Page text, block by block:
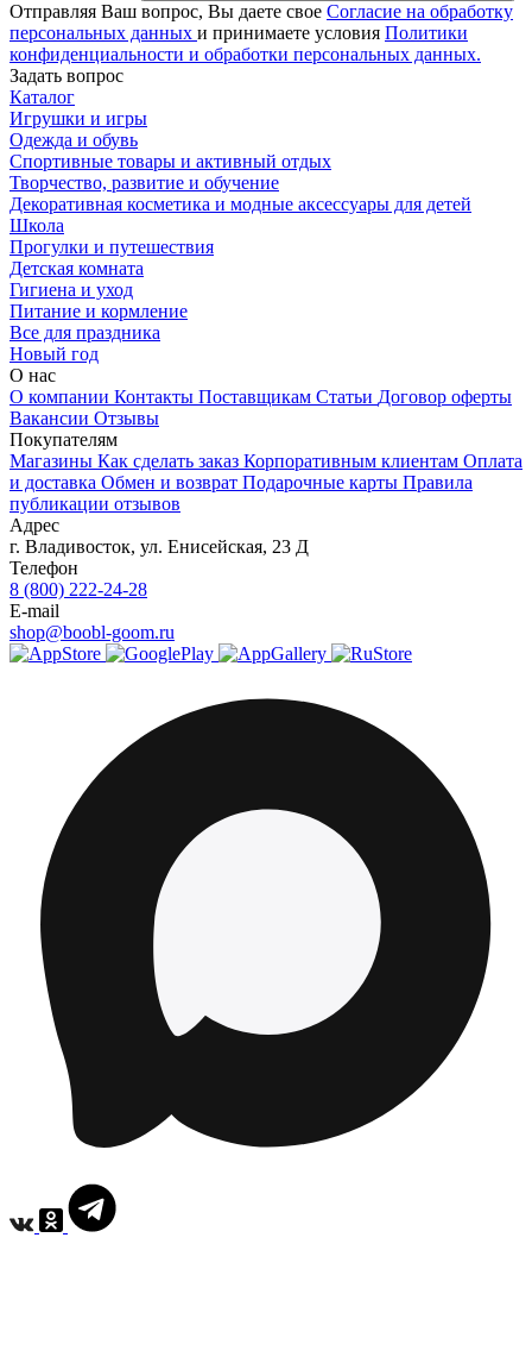
Отправляя Ваш вопрос, Вы даете свое Согласие на обработку
персональных данных и принимаете условия Политики
конфиденциальности и обработки персональных данных.
Задать вопрос
Каталог
Игрушки и игры
Одежда и обувь
Спортивные товары и активный отдых
Творчество, развитие и обучение
Декоративная косметика и модные аксессуары для детей
Школа
Прогулки и путешествия
Детская комната
Гигиена и уход
Питание и кормление
Все для праздника
Новый год
О нас
О компании Контакты Поставщикам Статьи Договор оферты
Вакансии Отзывы
Покупателям
Магазины Как сделать заказ Корпоративным клиентам Оплата
и доставка Обмен и возврат Подарочные карты Правила
публикации отзывов
Адрес
г. Владивосток, ул. Енисейская, 23 Д
Телефон
8 (800) 222-24-28
E-mail
shop@boobl-goom.ru